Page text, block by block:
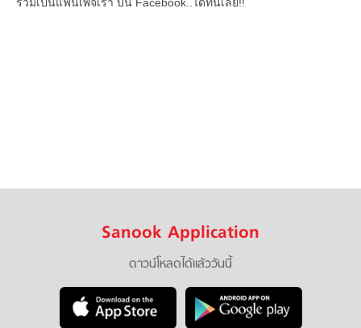
ร่วมเป็นแฟนเพจเรา บน Facebook..ได้ที่นี่เลย!!
Sanook Application
ดาวน์โหลดได้แล้ววันนี้